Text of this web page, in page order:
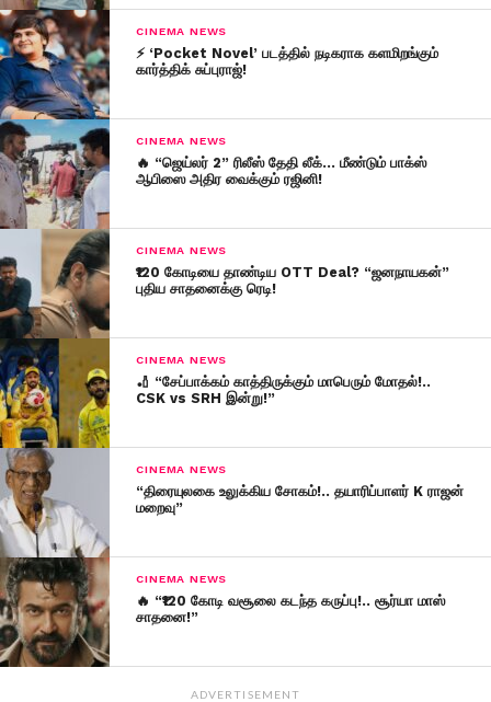
CINEMA NEWS
⚡ ‘Pocket Novel’ படத்தில் நடிகராக களமிறங்கும்
கார்த்திக் சுப்புராஜ்!
CINEMA NEWS
🔥 “ஜெய்லர் 2” ரிலீஸ் தேதி லீக்… மீண்டும் பாக்ஸ்
ஆபிஸை அதிர வைக்கும் ரஜினி!
CINEMA NEWS
₹120 கோடியை தாண்டிய OTT Deal? “ஜனநாயகன்”
புதிய சாதனைக்கு ரெடி!
CINEMA NEWS
🏏 “சேப்பாக்கம் காத்திருக்கும் மாபெரும் மோதல்!..
CSK vs SRH இன்று!”
CINEMA NEWS
“திரையுலகை உலுக்கிய சோகம்!.. தயாரிப்பாளர் K ராஜன்
மறைவு”
CINEMA NEWS
🔥 “₹120 கோடி வசூலை கடந்த கருப்பு!.. சூர்யா மாஸ்
சாதனை!”
ADVERTISEMENT